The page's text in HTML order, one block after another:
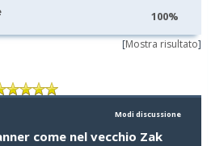
100%
[Mostra risultato]
Modi discussione
come nel vecchio Zak